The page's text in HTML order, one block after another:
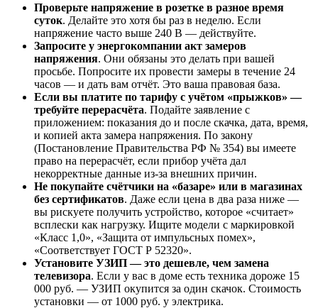
Проверьте напряжение в розетке в разное время
суток. Делайте это хотя бы раз в неделю. Если
напряжение часто выше 240 В — действуйте.
Запросите у энергокомпании акт замеров
напряжения. Они обязаны это делать при вашей
просьбе. Попросите их провести замеры в течение 24
часов — и дать вам отчёт. Это ваша правовая база.
Если вы платите по тарифу с учётом «прыжков» —
требуйте перерасчёта. Подайте заявление с
приложением: показания до и после скачка, дата, время,
и копией акта замера напряжения. По закону
(Постановление Правительства РФ № 354) вы имеете
право на перерасчёт, если прибор учёта дал
некорректные данные из-за внешних причин.
Не покупайте счётчики на «базаре» или в магазинах
без сертификатов. Даже если цена в два раза ниже —
вы рискуете получить устройство, которое «считает»
всплески как нагрузку. Ищите модели с маркировкой
«Класс 1,0», «Защита от импульсных помех»,
«Соответствует ГОСТ Р 52320».
Установите УЗИП — это дешевле, чем замена
телевизора. Если у вас в доме есть техника дороже 15
000 руб. — УЗИП окупится за один скачок. Стоимость
установки — от 1000 руб. у электрика.